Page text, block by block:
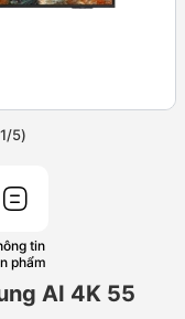
1/5)
tin
phẩm
AI 4K 55